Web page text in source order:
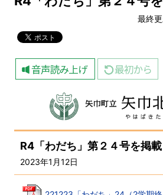
最終
R4「わだち」第２４号を掲
2023年1月12日